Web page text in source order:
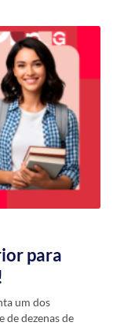
para
um dos
dezenas de